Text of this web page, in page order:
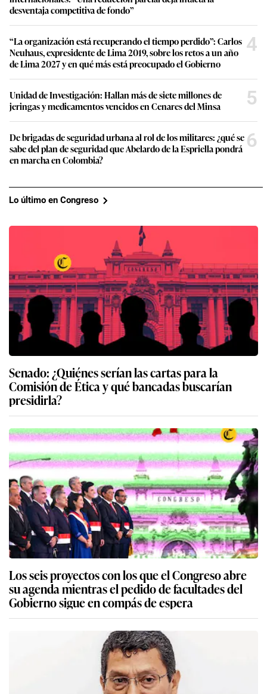
desventaja competitiva de fondo”
“La organización está recuperando el tiempo perdido”: Carlos
Neuhaus, expresidente de Lima 2019, sobre los retos a un año
de Lima 2027 y en qué más está preocupado el Gobierno
4
Unidad de Investigación: Hallan más de siete millones de
jeringas y medicamentos vencidos en Cenares del Minsa
5
De brigadas de seguridad urbana al rol de los militares: ¿qué se
sabe del plan de seguridad que Abelardo de la Espriella pondrá
en marcha en Colombia?
6
Lo último en Congreso
Senado: ¿Quiénes serían las cartas para la
Comisión de Ética y qué bancadas buscarían
presidirla?
Los seis proyectos con los que el Congreso abre
su agenda mientras el pedido de facultades del
Gobierno sigue en compás de espera